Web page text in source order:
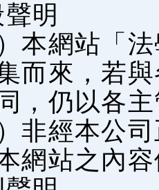
明
）本網站「
而來，若
，仍以各
）非經本公
網站之內